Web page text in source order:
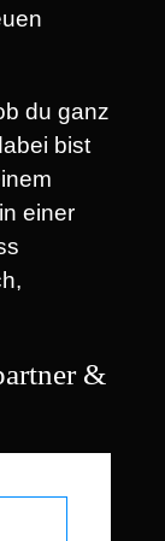
du ganz
bist
einer
&